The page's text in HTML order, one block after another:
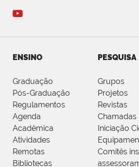
ENSINO
Graduação
Pós-Graduação
Regulamentos
Agenda
Acadêmica
Atividades
Remotas
Bibliotecas
PESQUISA
Grupos
Projetos
Revistas
Chamadas
Iniciação
Comitês